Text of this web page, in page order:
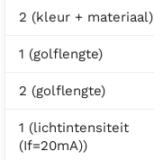
2 (kleur + materiaal)
1 (golflengte)
2 (golflengte)
1 (lichtintensiteit
(If=20mA))